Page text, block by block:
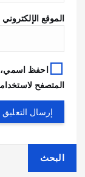
الموقع الإلكتروني
احفظ اسمي،
المتصفح
البحث